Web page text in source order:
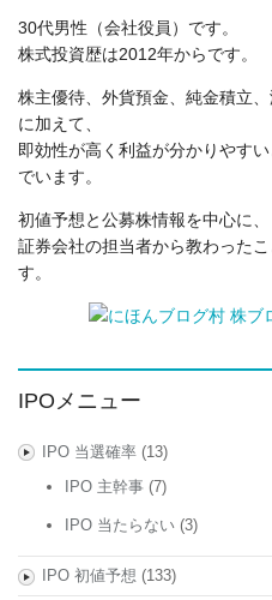
30代男性（会社役員）です。
株式投資歴は2012年からです。
株主優待、外貨預金、純金積立
に加えて、
即効性が高く利益が分かりやす
でいます。
初値予想と公募株情報を中心に、
証券会社の担当者から教わった
す。
IPOメニュー
IPO 当選確率(13)
IPO 主幹事 (7)
IPO 当たらない (3)
IPO 初値予想 (133)